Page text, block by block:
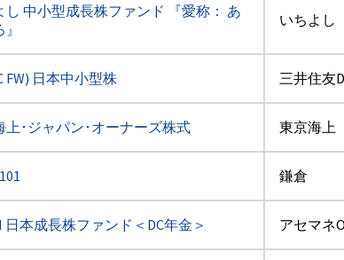
し 中小型成長株ファンド 『愛称： あ
いちよし
FW) 日本中小型株 三井住友
上･ジャパン･オーナーズ株式 東京海上
鎌倉
日本成長株ファンド＜DC年金＞ アセマネ